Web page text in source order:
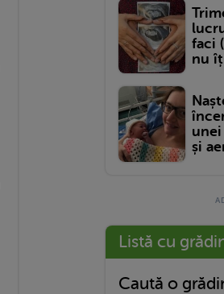
faci
nu
unei
și
Listă cu
Caută o